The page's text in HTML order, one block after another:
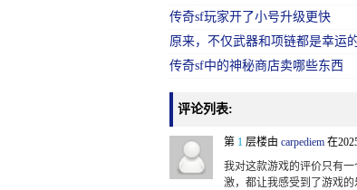
传奇sf玩家开了小号升级更快
原来，不仅武器和项链都是幸运
传奇sf中的神秘商店卖哪些东西
评论列表:
第 1 层楼由 carpediem 在
我对这款游戏的评价只有
激，都让我感受到了游戏